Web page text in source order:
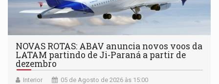
NOVAS ROTAS: ABAV anuncia novos voos da
LATAM partindo de Ji-Paraná a partir de
dezembro
Interior 05 de Agosto de 2026 às 15:00